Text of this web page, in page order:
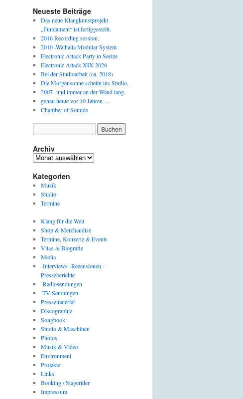
Neueste Beiträge
Das neue Klangkunstprojekt
„Fundament“ ist fertiggestellt.
2016 Recording session.
2010 -Walhalla Modular System
Electronic Attack Party in Seelze
Electronic Attack XIX 2026
Bei der Studioarbeit (ca. 2018)
Die Morgensonne scheint ins Studio.
2007 -und immer an der Wand lang.
genau heute vor 10 Jahren …
Chamber of Sounds
Archiv
Archiv
Kategorien
Musik
Studio
Termine
Klang für die Welt
Shop & Merchandise
Termine, Konzerte & Events
Vitae & Biografie
Media
-Interviews -Rezensionen -
Presseberichte
-Radiosendungen
-TV-Sendungen
Pressematerial
Discographie
Songbook
Studio & Maschinen
Photos
Musik & Video
Environment
Projekte
Links
Booking / Stagerider
Impressum